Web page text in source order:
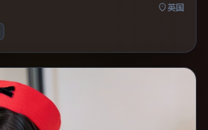
英国